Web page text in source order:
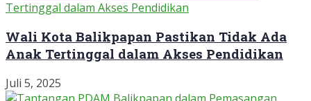
Wali Kota Balikpapan Pastikan Tidak Ada
Anak Tertinggal dalam Akses Pendidikan
Juli 5, 2025